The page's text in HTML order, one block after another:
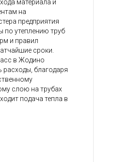
материала и
на
предприятия
по утеплению труб
и правил
сроки.
в Жодино
расходы, благодаря
слою на трубах
подача тепла в